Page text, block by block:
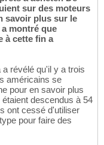
sur des moteurs
savoir plus sur le
montré que
à cette fin a
révélé qu'il y a trois
américains se
pour en savoir plus
descendus à 54
ont cessé d'utiliser
pour faire des